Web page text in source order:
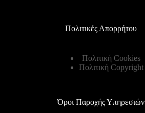
Πολιτικές Απορρήτου
Πολιτική Cookies
Πολιτική Copyright
Όροι Παροχής Υπηρεσιών